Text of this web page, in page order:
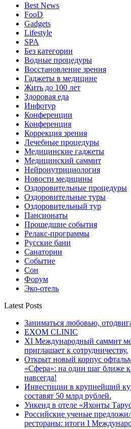
Best News
FooD
Gadgets
Lifestyle
SPA
Без категории
Водные процедуры
Восстановление зрения
Гаджеты в медицине
Жить до 100 лет
Здоровая еда
Инфотур
Конференции
Конференция
Коррекция зрения
Лечебные процедуры
Медицинские гаджеты
Медицинский саммит
Нейронутрициология
Новости медицины
Оздоровительные процедуры
Оздоровительные туры
Оздоровительный тур
Пансионаты
Прошедшие события
Релакс-программы
Русские бани
Санатории
Событие
Сон
Форум
Эко-отель
Latest Posts
Заниматься любовью,
EXOM CLINIC
XI Международный саммит
приглашает к сотрудничеству.
Открыт новый корпус
«Сфера»: на один шаг ближе
навсегда!
Инвестиции в крупнейший
составят 50 млрд рублей.
Уикенд в отеле «Яхонты
Российские ученые
рестораны: итоги I